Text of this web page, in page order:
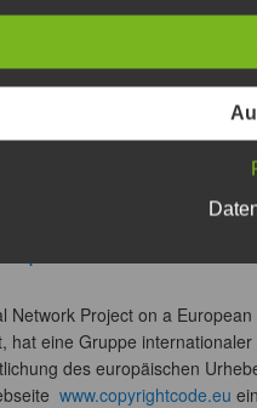
Gekennzeichnet
Network Project on a
hat eine Gruppe
des europäischen
www.copyrightcode.eu